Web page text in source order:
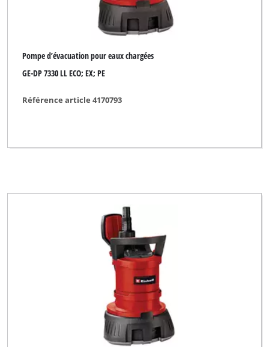
Pompe d’évacuation pour eaux chargées
GE-DP 7330 LL ECO; EX; PE
Référence article 4170793